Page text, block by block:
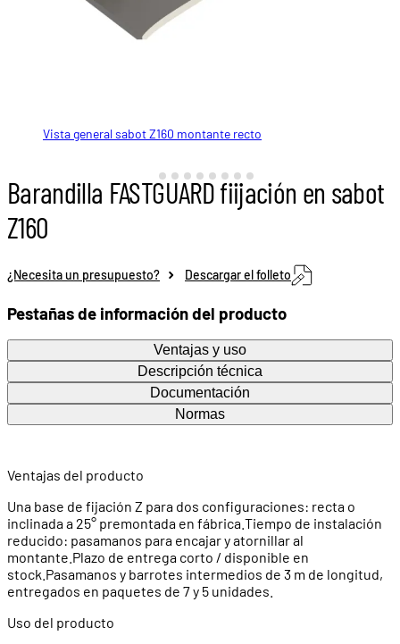
Vista general sabot Z160 montante recto
Vista general sabot Z160 montante recto
Vista general sabot Z160 montante recto
Vista general sabot Z160 montante recto
Vista general sabot Z160 montante inclinado
Vista general sabot Z160 montante inclinado
Vista general sabot Z160 montante inclinado
Vista general sabot Z160 montante inclinado
Sabot Z160 montaje recto
Barandilla FASTGUARD fiijación en sabot
Z160
¿Necesita un presupuesto? Descargar el folleto
Pestañas de información del producto
Ventajas y uso
Descripción técnica
Documentación
Normas
Ventajas del producto
Una base de fijación Z para dos configuraciones: recta o
inclinada a 25° premontada en fábrica.Tiempo de instalación
reducido: pasamanos para encajar y atornillar al
montante.Plazo de entrega corto / disponible en
stock.Pasamanos y barrotes intermedios de 3 m de longitud,
entregados en paquetes de 7 y 5 unidades.
Uso del producto